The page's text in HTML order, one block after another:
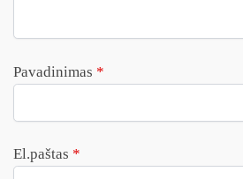
Pavadinimas *
El.paštas *